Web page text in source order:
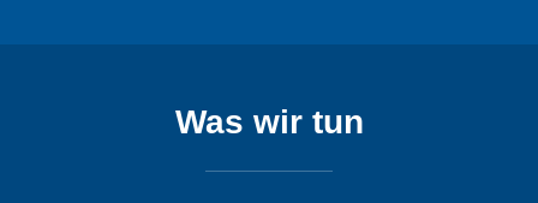
Was wir tun